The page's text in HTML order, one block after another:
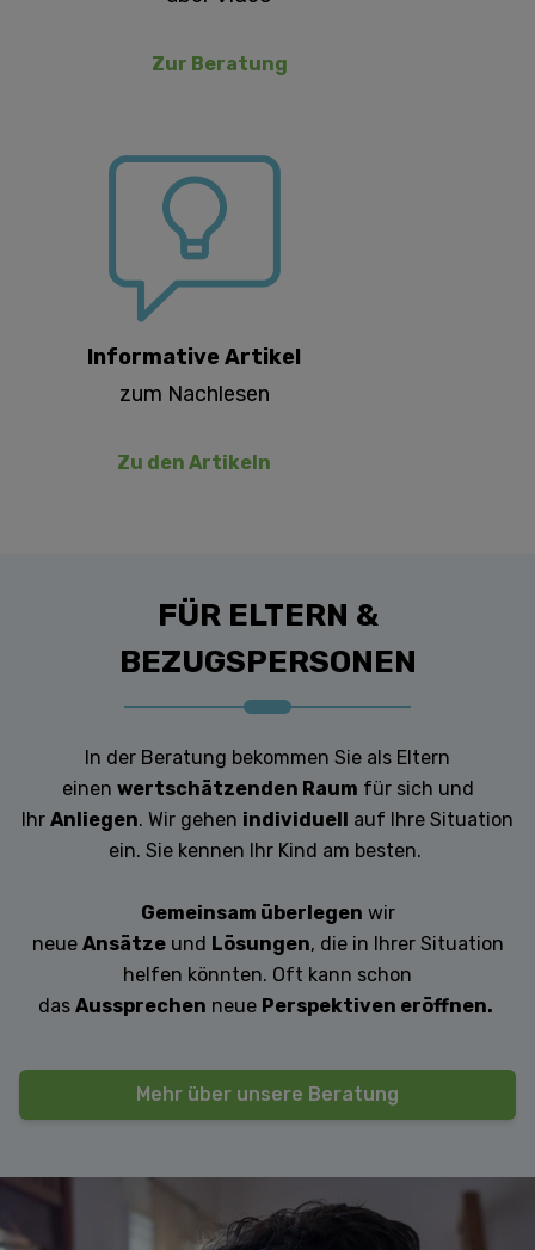
Zur Beratung
Informative Artikel
zum Nachlesen
Zu den Artikeln
FÜR ELTERN &
BEZUGSPERSONEN
In der Beratung bekommen Sie als Eltern
einen wertschätzenden Raum für sich und
Ihr Anliegen. Wir gehen individuell auf Ihre Situation
ein. Sie kennen Ihr Kind am besten.
Gemeinsam überlegen wir
neue Ansätzeund Lösungen, die in Ihrer Situation
helfen könnten. Oft kann schon
das Aussprechen neue Perspektiven eröffnen.
Mehr über unsere Beratung